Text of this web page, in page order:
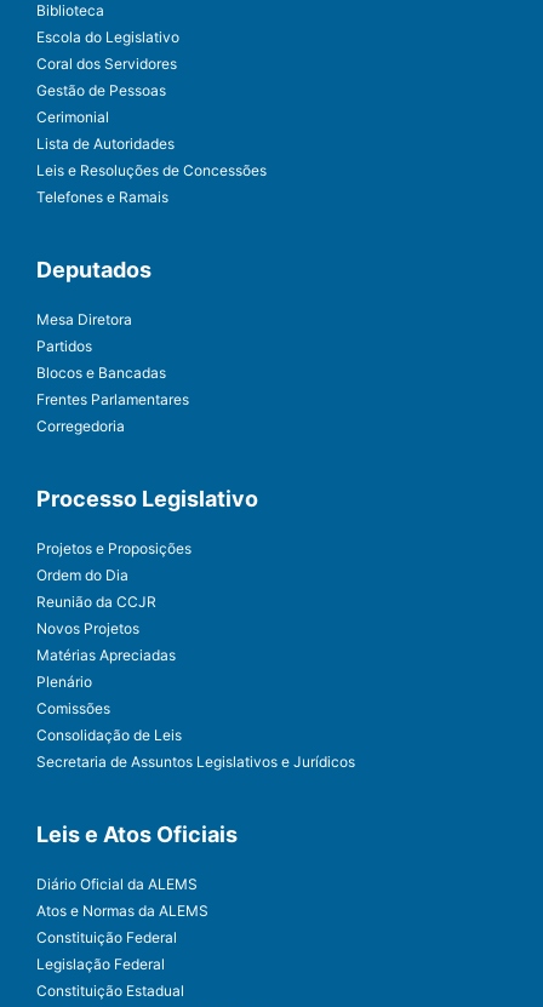
Biblioteca
Escola do Legislativo
Coral dos Servidores
Gestão de Pessoas
Cerimonial
Lista de Autoridades
Leis e Resoluções de Concessões
Telefones e Ramais
Deputados
Mesa Diretora
Partidos
Blocos e Bancadas
Frentes Parlamentares
Corregedoria
Processo Legislativo
Projetos e Proposições
Ordem do Dia
Reunião da CCJR
Novos Projetos
Matérias Apreciadas
Plenário
Comissões
Consolidação de Leis
Secretaria de Assuntos Legislativos e Jurídicos
Leis e Atos Oficiais
Diário Oficial da ALEMS
Atos e Normas da ALEMS
Constituição Federal
Legislação Federal
Constituição Estadual